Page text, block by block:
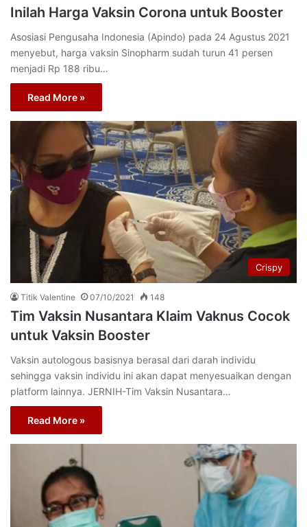
Inilah Harga Vaksin Corona untuk Booster
Asosiasi Pengusaha Indonesia (Apindo) pada 24 Agustus 2021
menyebut, harga vaksin Sinopharm sudah turun 41 persen
menjadi Rp 188 ribu…
Read More »
Crispy
Titik Valentine 07/10/2021 148
Tim Vaksin Nusantara Klaim Vaknus Cocok
untuk Vaksin Booster
Vaksin autologous basisnya berasal dari darah individu
sehingga vaksin individu ini akan dapat menyesuaikan dengan
platform lainnya. JERNIH-Tim Vaksin Nusantara…
Read More »